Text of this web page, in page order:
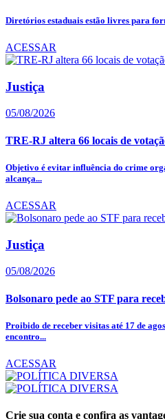
Diretórios estaduais estão livres para
ACESSAR
Justiça
05/08/2026
TRE-RJ altera 66 locais de
Objetivo é evitar influência do crime
alcança...
ACESSAR
Justiça
05/08/2026
Bolsonaro pede ao STF para
Proibido de receber visitas até 17 de
encontro...
ACESSAR
Crie sua conta e confira as